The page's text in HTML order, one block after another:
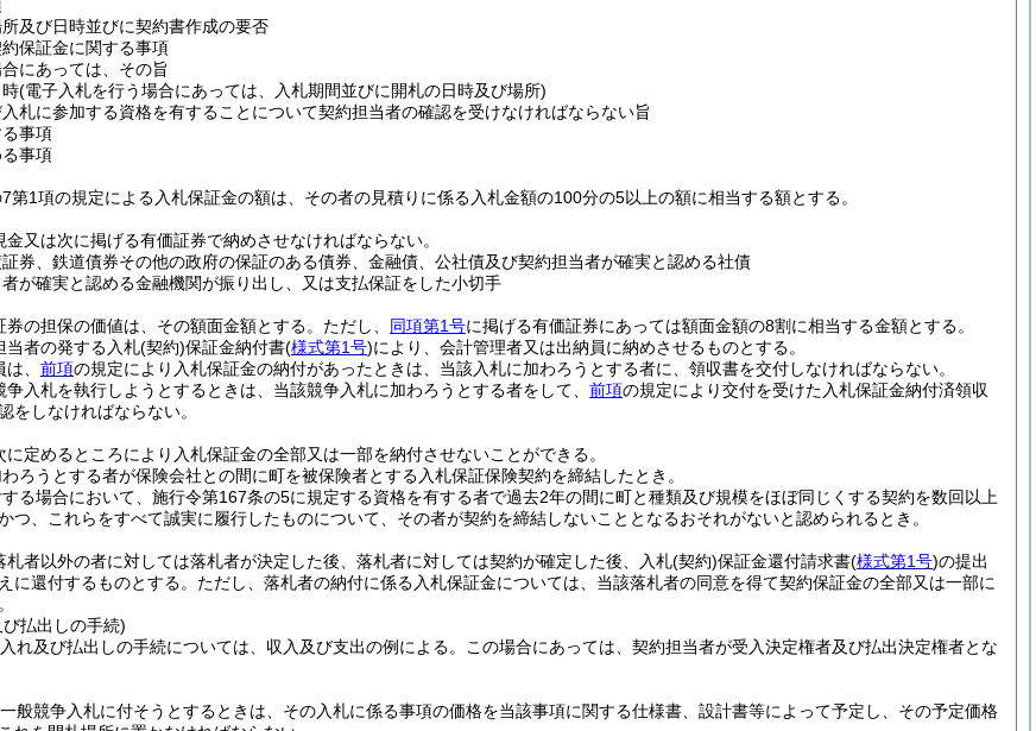
及び日時並びに契約書作成の要否
保証金に関する事項
にあっては、その旨
(電子入札を行う場合にあっては、入札期間並びに開札の日時及び場所)
札に参加する資格を有することについて契約担当者の確認を受けなければならない旨
事項
事項
第1項の規定による入札保証金の額は、その者の見積りに係る入札金額の100分の5以上の額に相当する額とする。
金又は次に掲げる有価証券で納めさせなければならない。
券、鉄道債券その他の政府の保証のある債券、金融債、公社債及び契約担当者が確実と認める社債
が確実と認める金融機関が振り出し、又は支払保証をした小切手
の担保の価値は、その額面金額とする。 ただし、 同項第1号に掲げる有価証券にあっては額面金額の8割に相当する金額とする。
当者の発する入札(契約)保証金納付書(様式第1号)により、会計管理者又は出納員に納めさせるものとする。
、 前項の規定により入札保証金の納付があったときは、当該入札に加わろうとする者に、領収書を交付しなければならない。
入札を執行しようとするときは、当該競争入札に加わろうとする者をして、 前項の規定により交付を受けた入札保証金納付済領収
をしなければならない。
定めるところにより入札保証金の全部又は一部を納付させないことができる。
ろうとする者が保険会社との間に町を被保険者とする入札保証保険契約を締結したとき。
る場合において、施行令第167条の5に規定する資格を有する者で過去2年の間に町と種類及び規模をほぼ同じくする契約を数回以上
つ、これらをすべて誠実に履行したものについて、その者が契約を締結しないこととなるおそれがないと認められるとき。
札者以外の者に対しては落札者が決定した後、落札者に対しては契約が確定した後、入札(契約)保証金還付請求書(様式第1号)の提出
に還付するものとする。 ただし、落札者の納付に係る入札保証金については、当該落札者の同意を得て契約保証金の全部又は一部に
払出しの手続)
れ及び払出しの手続については、収入及び支出の例による。
この場合にあっては、契約担当者が受入決定権者及び払出決定権者とな
般競争入札に付そうとするときは、その入札に係る事項の価格を当該事項に関する仕様書、設計書等によって予定し、その予定価格